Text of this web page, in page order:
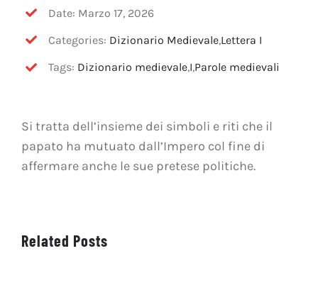
OFF TOPIC
CONTATTI
Date: Marzo 17, 2026
Categories: Dizionario Medievale,Lettera I
Tags: Dizionario medievale,I,Parole medievali
Si tratta dell’insieme dei simboli e riti che il
papato ha mutuato dall’Impero col fine di
affermare anche le sue pretese politiche.
Related Posts